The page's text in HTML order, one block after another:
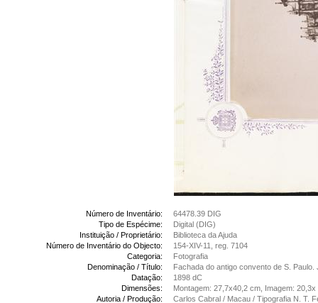
Número de Inventário:
64478.39 DIG
Tipo de Espécime:
Digital (DIG)
Instituição / Proprietário:
Biblioteca da Ajuda
Número de Inventário do Objecto:
154-XIV-11, reg. 7104
Categoria:
Fotografia
Denominação / Título:
Fachada do antigo convento de S. Paulo.
Datação:
1898 dC
Dimensões:
Montagem: 27,7x40,2 cm, Imagem: 20,3x
Autoria / Produção:
Carlos Cabral / Macau / Tipografia N. T.